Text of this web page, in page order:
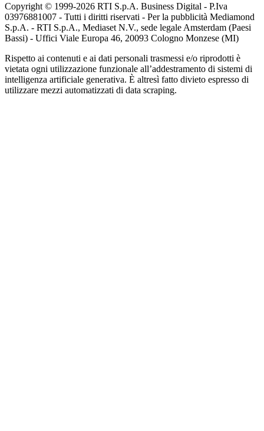
Copyright © 1999-2026 RTI S.p.A. Business Digital - P.Iva
03976881007 - Tutti i diritti riservati - Per la pubblicità Mediamond
S.p.A. - RTI S.p.A., Mediaset N.V., sede legale Amsterdam (Paesi
Bassi) - Uffici Viale Europa 46, 20093 Cologno Monzese (MI)
Rispetto ai contenuti e ai dati personali trasmessi e/o riprodotti è
vietata ogni utilizzazione funzionale all’addestramento di sistemi di
intelligenza artificiale generativa. È altresì fatto divieto espresso di
utilizzare mezzi automatizzati di data scraping.